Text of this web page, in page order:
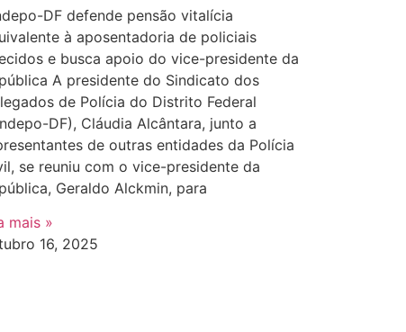
DF defende pensão vitalícia
à aposentadoria de policiais
e busca apoio do vice-presidente da
A presidente do Sindicato dos
de Polícia do Distrito Federal
DF), Cláudia Alcântara, junto a
de outras entidades da Polícia
se reuniu com o vice-presidente da
Geraldo Alckmin, para
mais »
16, 2025